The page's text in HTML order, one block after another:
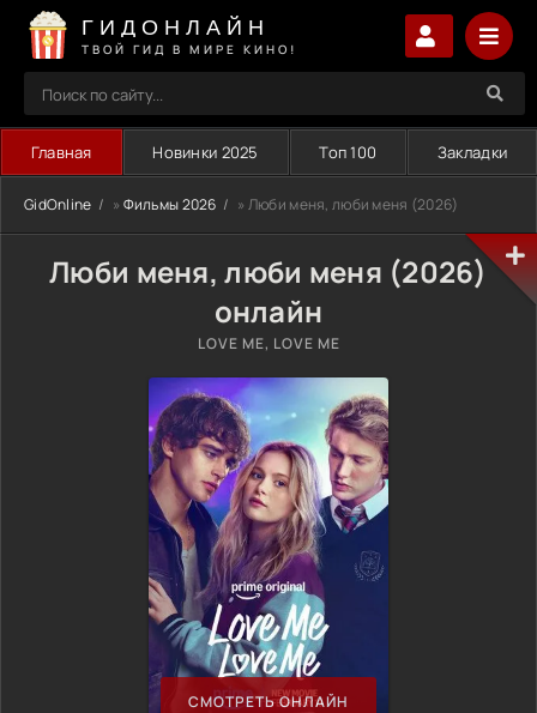
ГИДОНЛАЙН
ТВОЙ ГИД В МИРЕ КИНО!
Главная Новинки 2025 Топ 100 Закладки
GidOnline » Фильмы 2026 » Люби меня, люби меня (2026)
Люби меня, люби меня (2026)
онлайн
LOVE ME, LOVE ME
СМОТРЕТЬ ОНЛАЙН